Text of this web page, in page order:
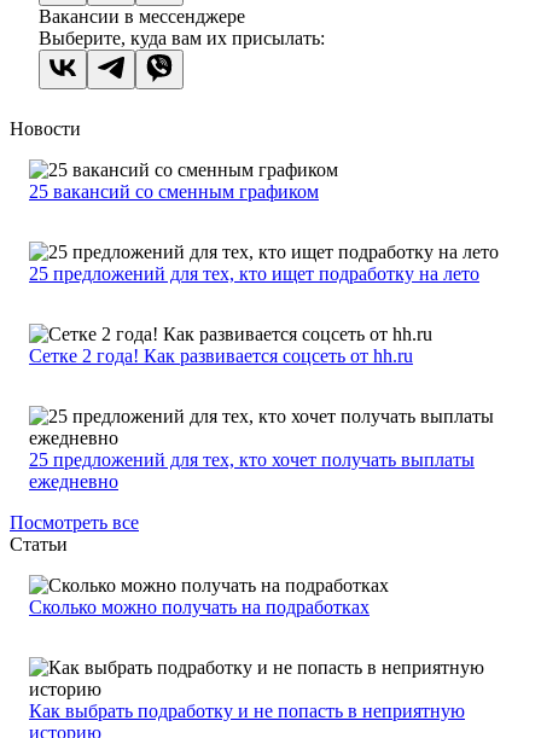
Вакансии в мессенджере
Выберите, куда вам их присылать:
Новости
25 вакансий со сменным графиком
25 предложений для тех, кто ищет подработку на лето
Сетке 2 года! Как развивается соцсеть от hh.ru
25 предложений для тех, кто хочет получать выплаты
ежедневно
Посмотреть все
Статьи
Сколько можно получать на подработках
Как выбрать подработку и не попасть в неприятную
историю